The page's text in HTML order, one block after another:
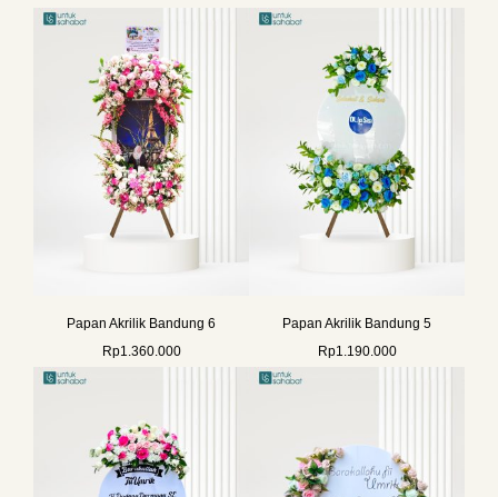
Papan Akrilik Bandung 6
Rp1.360.000
Papan Akrilik Bandung 5
Rp1.190.000